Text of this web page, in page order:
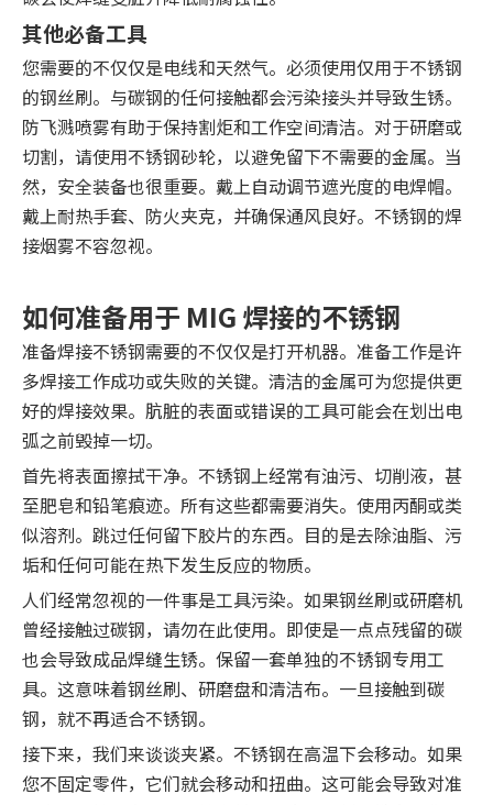
其他必备工具
您需要的不仅仅是电线和天然气。必须使用仅用于不锈钢
的钢丝刷。与碳钢的任何接触都会污染接头并导致生锈。
防飞溅喷雾有助于保持割炬和工作空间清洁。对于研磨或
切割，请使用不锈钢砂轮，以避免留下不需要的金属。当
然，安全装备也很重要。戴上自动调节遮光度的电焊帽。
戴上耐热手套、防火夹克，并确保通风良好。不锈钢的焊
接烟雾不容忽视。
如何准备用于 MIG 焊接的不锈钢
准备焊接不锈钢需要的不仅仅是打开机器。准备工作是许
多焊接工作成功或失败的关键。清洁的金属可为您提供更
好的焊接效果。肮脏的表面或错误的工具可能会在划出电
弧之前毁掉一切。
首先将表面擦拭干净。不锈钢上经常有油污、切削液，甚
至肥皂和铅笔痕迹。所有这些都需要消失。使用丙酮或类
似溶剂。跳过任何留下胶片的东西。目的是去除油脂、污
垢和任何可能在热下发生反应的物质。
人们经常忽视的一件事是工具污染。如果钢丝刷或研磨机
曾经接触过碳钢，请勿在此使用。即使是一点点残留的碳
也会导致成品焊缝生锈。保留一套单独的不锈钢专用工
具。这意味着钢丝刷、研磨盘和清洁布。一旦接触到碳
钢，就不再适合不锈钢。
接下来，我们来谈谈夹紧。不锈钢在高温下会移动。如果
您不固定零件，它们就会移动和扭曲。这可能会导致对准